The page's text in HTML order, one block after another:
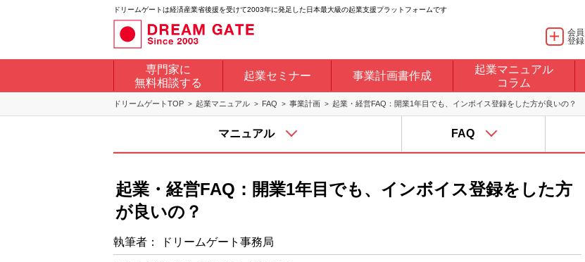
ドリームゲートは経済産業省後援を受けて2003年に発足した日本最大級の起業支援プラットフォームです
会員
登録
専門家に
無料相談する
起業セミナー 事業計画書作成
起業マニュアル
コラム
ドリームゲートTOP 起業マニュアル FAQ 事業計画 起業・経営FAQ：開業1年目でも、インボイス登録をした方が良いの？
マニュアル FAQ
起業・経営FAQ：開業1年目でも、インボイス登録をした方
が良いの？
執筆者： ドリームゲート事務局